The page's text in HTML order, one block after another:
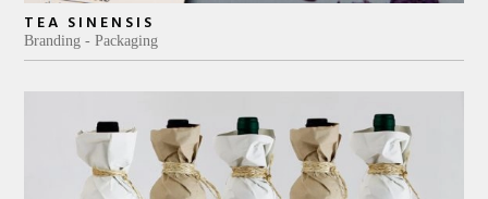
TEA SINENSIS
Branding Packaging